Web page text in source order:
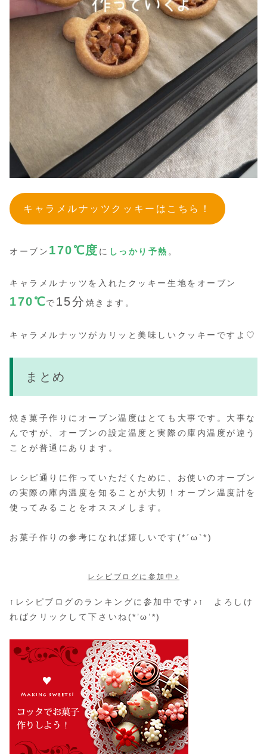
キャラメルナッツクッキーはこちら！
オーブン 170℃度 に しっかり予熱 。
キャラメルナッツを入れたクッキー生地をオーブン
170℃で 15分 焼きます。
キャラメルナッツがカリッと美味しいクッキーですよ♡
まとめ
焼き菓子作りにオーブン温度はとても大事です。大事な
んですが、オーブンの設定温度と実際の庫内温度が違う
ことが普通にあります。
レシピ通りに作っていただくために、お使いのオーブン
の実際の庫内温度を知ることが大切！オーブン温度計を
使ってみることをオススメします。
お菓子作りの参考になれば嬉しいです(*´ω`*)
レシピブログに参加中♪
↑レシピブログのランキングに参加中です♪↑ よろしけ
ればクリックして下さいね(*’ω’*)